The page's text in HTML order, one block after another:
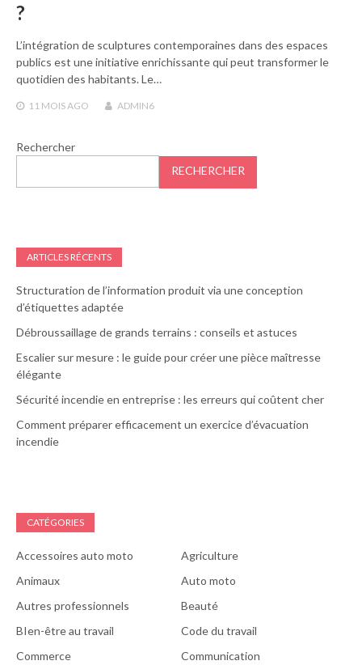
?
L’intégration de sculptures contemporaines dans des espaces
publics est une initiative enrichissante qui peut transformer le
quotidien des habitants. Le…
11 MOISAGO ADMIN6
Rechercher
RECHERCHER
ARTICLES RÉCENTS
Structuration de l’information produit via une conception
d’étiquettes adaptée
Débroussaillage de grands terrains : conseils et astuces
Escalier sur mesure : le guide pour créer une pièce maîtresse
élégante
Sécurité incendie en entreprise : les erreurs qui coûtent cher
Comment préparer efficacement un exercice d’évacuation
incendie
CATÉGORIES
Accessoires auto moto
Agriculture
Animaux
Auto moto
Autres professionnels
Beauté
BIen-être au travail
Code du travail
Commerce
Communication